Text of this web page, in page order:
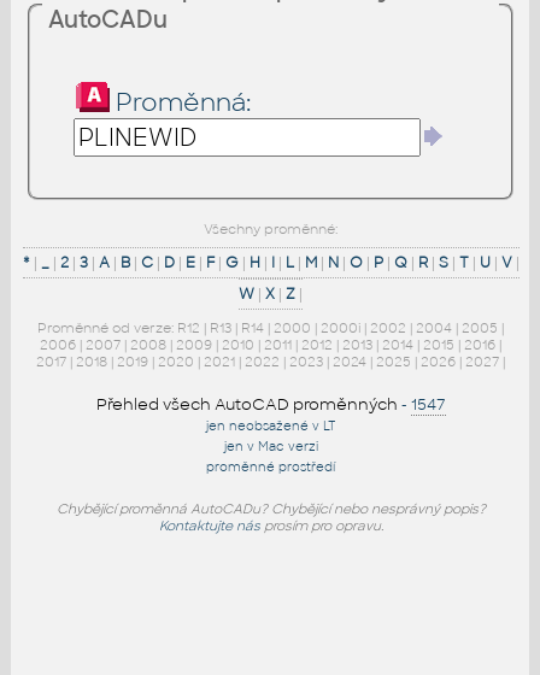
AutoCADu
Proměnná:
Všechny proměnné:
*| _| 2| 3| A| B| C| D| E| F| G| H| I| L| M| N| O| P| Q| R| S| T| U| V|
W | X | Z |
Proměnné od verze: R12 | R13 | R14 | 2000 | 2000i | 2002 | 2004 | 2005 |
2006 | 2007 | 2008 | 2009 | 2010 | 2011 | 2012 | 2013 | 2014 | 2015 | 2016 |
2017 | 2018 | 2019 | 2020 | 2021 | 2022 | 2023 | 2024 | 2025 | 2026 | 2027 |
Přehled všech AutoCAD proměnných - 1547
jen neobsažené v LT
jen v Mac verzi
proměnné prostředí
Chybějící proměnná AutoCADu? Chybějící nebo nesprávný popis?
Kontaktujte násprosím pro opravu.